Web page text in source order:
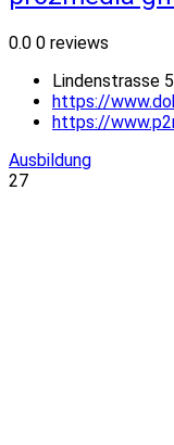
0.0 0 reviews
Lindenstrasse
https://
https://
Ausbildung
27